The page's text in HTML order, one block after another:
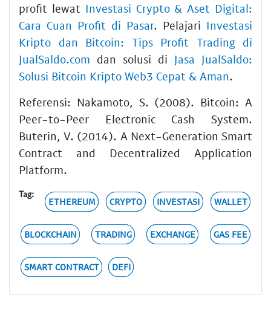
profit lewat Investasi Crypto & Aset Digital:
Cara Cuan Profit di Pasar. Pelajari Investasi
Kripto dan Bitcoin: Tips Profit Trading di
JualSaldo.com dan solusi di Jasa JualSaldo:
Solusi Bitcoin Kripto Web3 Cepat & Aman.
Referensi: Nakamoto, S. (2008). Bitcoin: A
Peer-to-Peer Electronic Cash System.
Buterin, V. (2014). A Next-Generation Smart
Contract and Decentralized Application
Platform.
Tag:
ETHEREUM CRYPTO INVESTASI WALLET
BLOCKCHAIN TRADING EXCHANGE GAS FEE
SMART CONTRACT DEFI